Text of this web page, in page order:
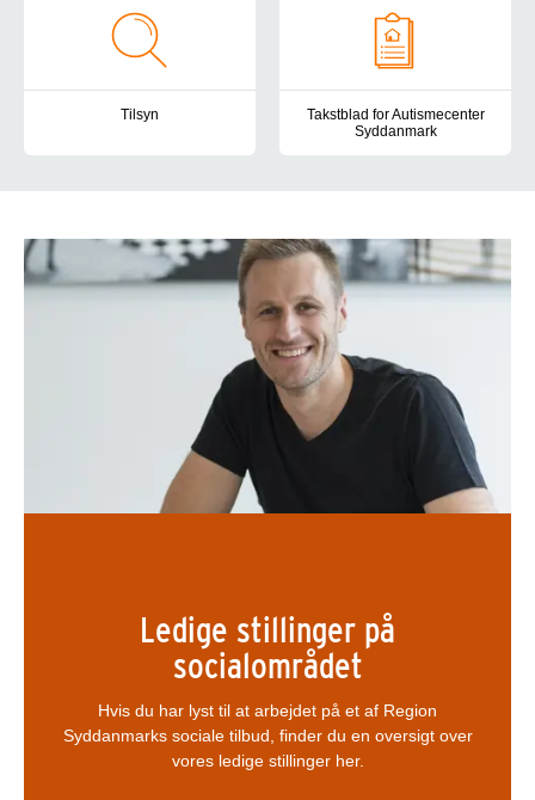
Tilsyn
Autismecenter Syddanmark er underlagt tilsyn fra flere
Takstblad for Autismecenter
Syddanmark
Ledige stillinger på
socialområdet
Hvis du har lyst til at arbejdet på et af Region
Syddanmarks sociale tilbud, finder du en oversigt over
vores ledige stillinger her.